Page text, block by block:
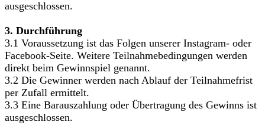
ausgeschlossen.
3. Durchführung
3.1 Voraussetzung ist das Folgen unserer Instagram- oder
Facebook-Seite. Weitere Teilnahmebedingungen werden
direkt beim Gewinnspiel genannt.
3.2 Die Gewinner werden nach Ablauf der Teilnahmefrist
per Zufall ermittelt.
3.3 Eine Barauszahlung oder Übertragung des Gewinns ist
ausgeschlossen.